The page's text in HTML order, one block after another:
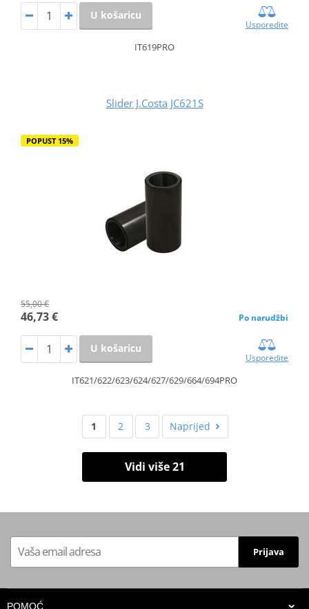
U košaricu
Usporedite
IT619PRO
Slider J.Costa JC621S
POPUST 15%
55,00 €
46,73 € Po narudžbi
U košaricu
Usporedite
IT621/622/623/624/627/629/664/694PRO
1 2 3 Naprijed
Vidi više 21
Prijava
POMOĆ